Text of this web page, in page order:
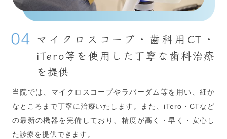
マイクロスコープ・歯科用CT・
iTero等を使用した丁寧な歯科治療
を提供
当院では、マイクロスコープやラバーダム等を用い、細か
なところまで丁寧に治療いたします。また、iTero・CTなど
の最新の機器を完備しており、精度が高く・早く・安心し
た診療を提供できます。